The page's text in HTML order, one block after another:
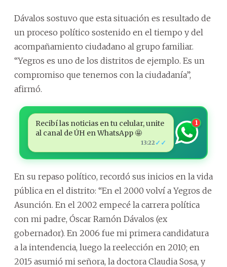
Dávalos sostuvo que esta situación es resultado de
un proceso político sostenido en el tiempo y del
acompañamiento ciudadano al grupo familiar.
“Yegros es uno de los distritos de ejemplo. Es un
compromiso que tenemos con la ciudadanía”,
afirmó.
Recibí las noticias en tu celular, unite
al canal de ÚH en WhatsApp 🤩
13:22 ✓✓
1
En su repaso político, recordó sus inicios en la vida
pública en el distrito: “En el 2000 volví a Yegros de
Asunción. En el 2002 empecé la carrera política
con mi padre, Óscar Ramón Dávalos (ex
gobernador). En 2006 fue mi primera candidatura
a la intendencia, luego la reelección en 2010; en
2015 asumió mi señora, la doctora Claudia Sosa, y